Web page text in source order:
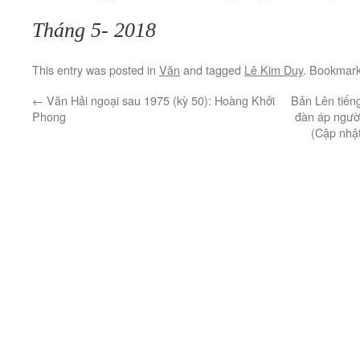
Tháng 5- 2018
This entry was posted in Văn and tagged Lê Kim Duy.
← Văn Hải ngoại sau 1975 (kỳ 50): Hoàng Khởi
Phong
Bản Lên
đàn áp
(Cập